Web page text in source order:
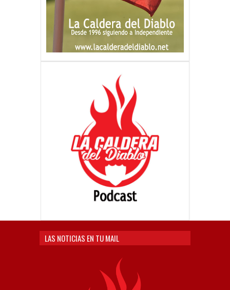
LAS NOTICIAS EN TU MAIL